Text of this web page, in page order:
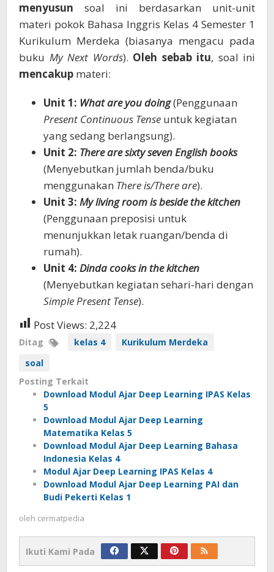
menyusun soal ini berdasarkan unit-unit
materi pokok Bahasa Inggris Kelas 4 Semester 1
Kurikulum Merdeka (biasanya mengacu pada
buku My Next Words). Oleh sebab itu, soal ini
mencakup materi:
Unit 1: What are you doing(Penggunaan
Present Continuous Tense untuk kegiatan
yang sedang berlangsung).
Unit 2: There are sixty seven English books
(Menyebutkan jumlah benda/buku
menggunakan There is/There are).
Unit 3: My living room is beside the kitchen
(Penggunaan preposisi untuk
menunjukkan letak ruangan/benda di
rumah).
Unit 4: Dinda cooks in the kitchen
(Menyebutkan kegiatan sehari-hari dengan
Simple Present Tense).
Post Views: 2,224
Ditag kelas 4
Kurikulum Merdeka
soal
Posting Terkait
Download Modul Ajar Deep Learning IPAS Kelas
5
Download Modul Ajar Deep Learning
Matematika Kelas 5
Download Modul Ajar Deep Learning Bahasa
Indonesia Kelas 4
Modul Ajar Deep Learning IPAS Kelas 4
Download Modul Ajar Deep Learning PAI dan
Budi Pekerti Kelas 1
oleh cermatpedia
Ikuti Kami Pada